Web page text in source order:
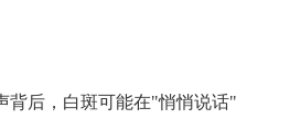
背后，白斑可能在"悄悄说话"